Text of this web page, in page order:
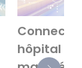
hôpital à